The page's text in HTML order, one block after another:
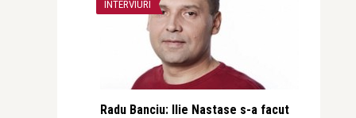
INTERVIURI
Radu Banciu: Ilie Nastase s-a facut